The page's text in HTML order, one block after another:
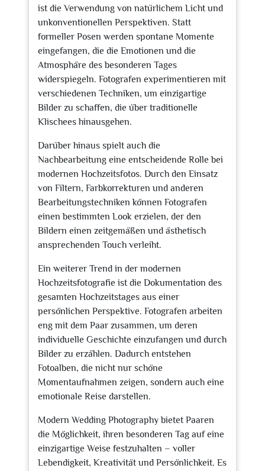
ist die Verwendung von natürlichem Licht und
unkonventionellen Perspektiven. Statt
formeller Posen werden spontane Momente
eingefangen, die die Emotionen und die
Atmosphäre des besonderen Tages
widerspiegeln. Fotografen experimentieren mit
verschiedenen Techniken, um einzigartige
Bilder zu schaffen, die über traditionelle
Klischees hinausgehen.
Darüber hinaus spielt auch die
Nachbearbeitung eine entscheidende Rolle bei
modernen Hochzeitsfotos. Durch den Einsatz
von Filtern, Farbkorrekturen und anderen
Bearbeitungstechniken können Fotografen
einen bestimmten Look erzielen, der den
Bildern einen zeitgemäßen und ästhetisch
ansprechenden Touch verleiht.
Ein weiterer Trend in der modernen
Hochzeitsfotografie ist die Dokumentation des
gesamten Hochzeitstages aus einer
persönlichen Perspektive. Fotografen arbeiten
eng mit dem Paar zusammen, um deren
individuelle Geschichte einzufangen und durch
Bilder zu erzählen. Dadurch entstehen
Fotoalben, die nicht nur schöne
Momentaufnahmen zeigen, sondern auch eine
emotionale Reise darstellen.
Modern Wedding Photography bietet Paaren
die Möglichkeit, ihren besonderen Tag auf eine
einzigartige Weise festzuhalten – voller
Lebendigkeit, Kreativität und Persönlichkeit. Es